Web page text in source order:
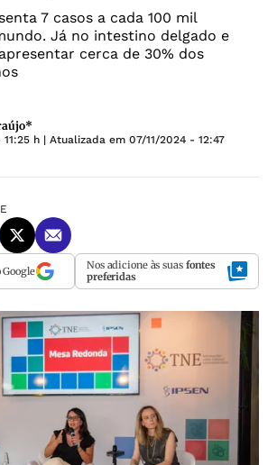
7 casos a cada 100 mil
Já no intestino delgado e
cerca de 30% dos
h | Atualizada em 07/11/2024 - 12:47
Nos adicione às suas fontes
preferidas